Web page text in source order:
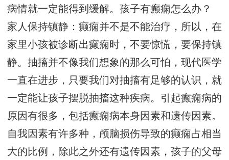
病情就一定能得到缓解。孩子有癫痫怎么办？
家人保持镇静：癫痫并不是不能治疗，所以，在
家里小孩被诊断出癫痫时，不要惊慌，要保持镇
静。抽搐并不像我们想象的那么可怕，现代医学
一直在进步，只要我们对抽搐有足够的认识，就
一定能让孩子摆脱抽搐这种疾病。引起癫痫病的
原因有很多，包括癫痫病本身因素和遗传因素。
自我因素有许多种，颅脑损伤导致的癫痫占相当
大的比例，除此之外还有遗传因素，孩子的父母